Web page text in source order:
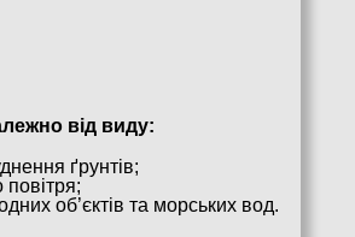
від виду:
ґрунтів;
об’єктів та морських вод.